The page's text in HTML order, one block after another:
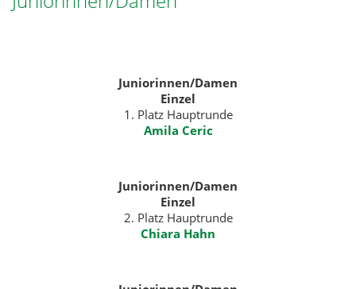
Juniorinnen/Damen
Einzel
1. Platz Hauptrunde
Amila Ceric
Juniorinnen/Damen
Einzel
2. Platz Hauptrunde
Chiara Hahn